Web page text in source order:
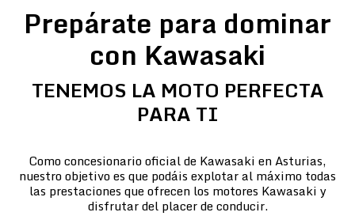
Prepárate para dominar
con Kawasaki
TENEMOS LA MOTO PERFECTA
PARA TI
Como concesionario oficial de Kawasaki en Asturias,
nuestro objetivo es que podáis explotar al máximo todas
las prestaciones que ofrecen los motores Kawasaki y
disfrutar del placer de conducir.